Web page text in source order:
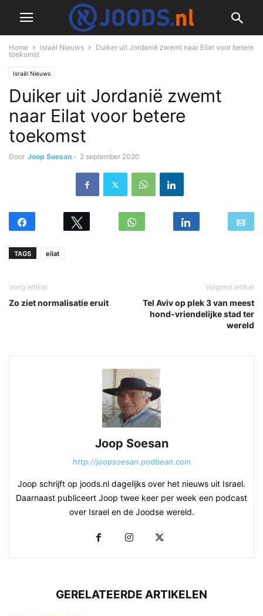
Home Israël Nieuws
Duiker uit Jordanië zwemt naar Eilat voor betere
toekomst
Israël Nieuws
Duiker uit Jordanië zwemt
naar Eilat voor betere
toekomst
Door Joop Soesan - 2 september 2020
TAGS eilat
Vorig artikel
Zo ziet normalisatie eruit
Volgend artikel
Tel Aviv op plek 3 van meest
hond-vriendelijke stad ter
wereld
Joop Soesan
http://joopsoesan.podbean.com
Joop schrijft op joods.nl dagelijks over het nieuws uit Israel.
Daarnaast publiceert Joop twee keer per week een podcast
over Israel en de Joodse wereld.
GERELATEERDE ARTIKELEN